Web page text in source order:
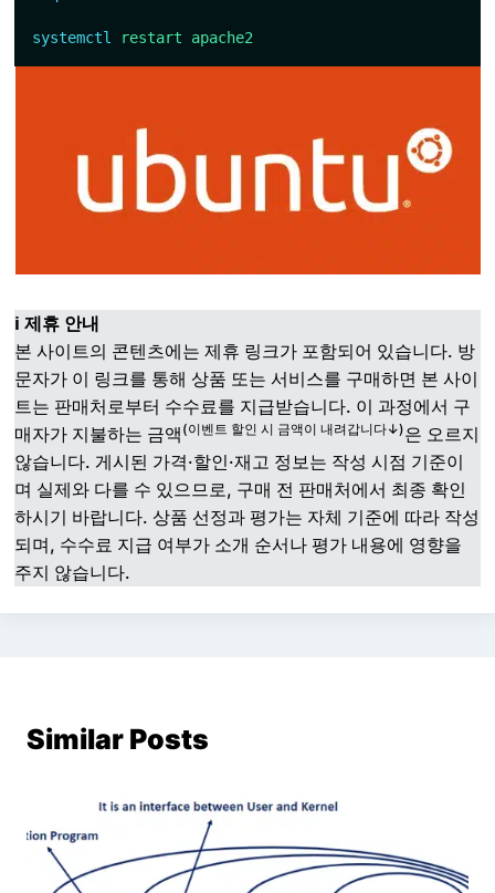
systemctl restart apache2
ℹ️ 제휴 안내
본 사이트의 콘텐츠에는 제휴 링크가 포함되어 있습니다. 방
문자가 이 링크를 통해 상품 또는 서비스를 구매하면 본 사이
트는 판매처로부터 수수료를 지급받습니다. 이 과정에서 구
매자가 지불하는 금액 (이벤트 할인 시 금액이 내려갑니다↓)은 오르지
않습니다. 게시된 가격·할인·재고 정보는 작성 시점 기준이
며 실제와 다를 수 있으므로, 구매 전 판매처에서 최종 확인
하시기 바랍니다. 상품 선정과 평가는 자체 기준에 따라 작성
되며, 수수료 지급 여부가 소개 순서나 평가 내용에 영향을
주지 않습니다.
Similar Posts